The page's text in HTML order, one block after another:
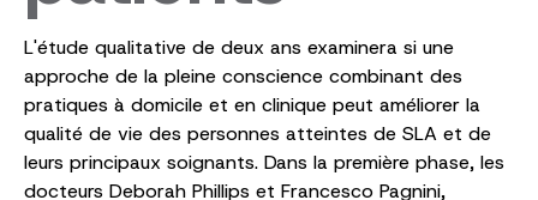
L'étude qualitative de deux ans examinera si une
approche de la pleine conscience combinant des
pratiques à domicile et en clinique peut améliorer la
qualité de vie des personnes atteintes de SLA et de
leurs principaux soignants. Dans la première phase, les
docteurs Deborah Phillips et Francesco Pagnini,